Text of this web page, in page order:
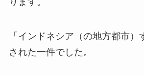
「インドネシア（の地方都市）
された一件でした。